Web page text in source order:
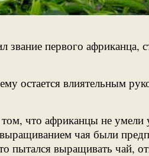
первого африканца,
остается влиятельным
что африканцы не
чая были
пытался выращивать чай,